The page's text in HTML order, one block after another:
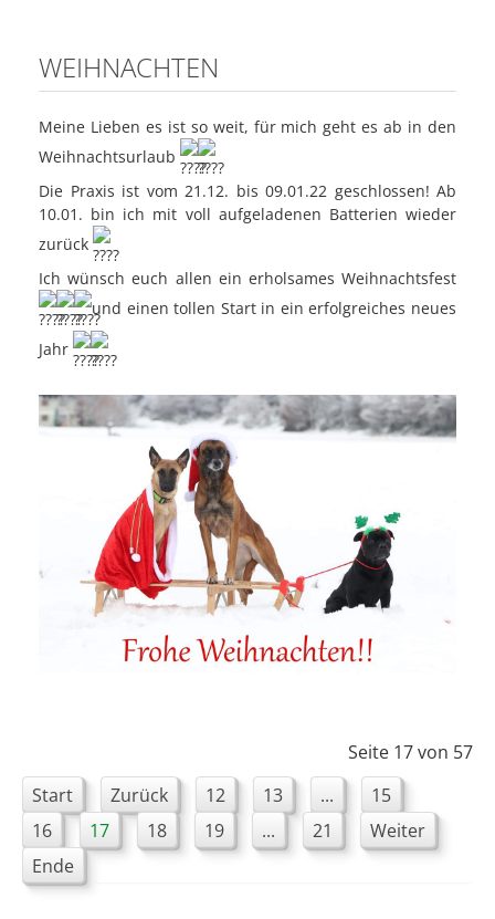
WEIHNACHTEN
Meine Lieben es ist so weit, für mich geht es ab in den
Weihnachtsurlaub
Die Praxis ist vom 21.12. bis 09.01.22 geschlossen! Ab
10.01. bin ich mit voll aufgeladenen Batterien wieder
zurück
Ich wünsch euch allen ein erholsames Weihnachtsfest
und einen tollen Start in ein erfolgreiches neues
Jahr
Seite 17 von 57
Start
Zurück 12 13 ...
15
16
17 18 19 ... 21
Weiter
Ende